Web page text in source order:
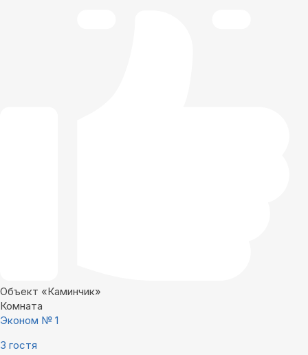
Объект «Каминчик»
Комната
Эконом № 1
3 гостя